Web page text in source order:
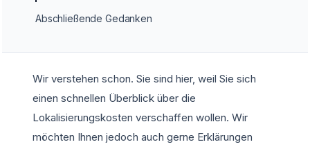
Abschließende Gedanken
Wir verstehen schon. Sie sind hier, weil Sie sich
einen schnellen Überblick über die
Lokalisierungskosten verschaffen wollen. Wir
möchten Ihnen jedoch auch gerne Erklärungen